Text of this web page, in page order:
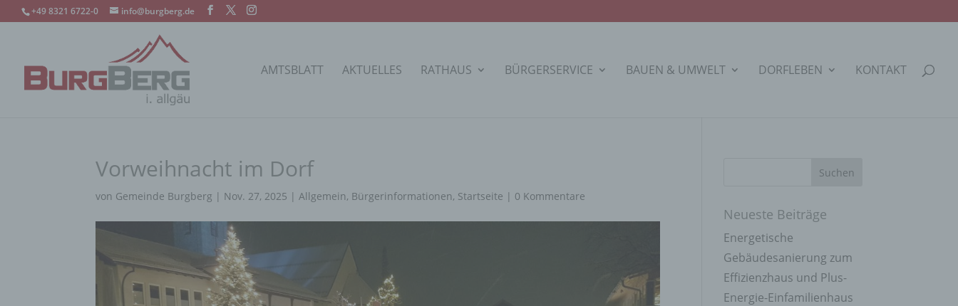
+49 8321 6722-0 info@burgberg.de
AMTSBLATT AKTUELLES RATHAUS BÜRGERSERVICE BAUEN & UMWELT DORFLEBEN KONTAKT
Vorweihnacht im Dorf
von Gemeinde Burgberg | Nov. 27, 2025 |Allgemein, Bürgerinformationen, Startseite | 0 Kommentare
Neueste Beiträge
Energetische
Gebäudesanierung zum
Effizienzhaus und Plus-
Energie-Einfamilienhaus